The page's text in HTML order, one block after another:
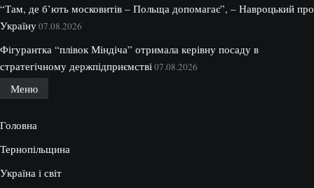
“Там, де б’ють московитів – Польща допомагає”, – Навроцький про
Україну07.08.2026
Фігурантка “плівок Міндіча” отримала керівну посаду в
стратегічному держпідприємстві 07.08.2026
Меню
Головна
Тернопільщина
Україна і світ